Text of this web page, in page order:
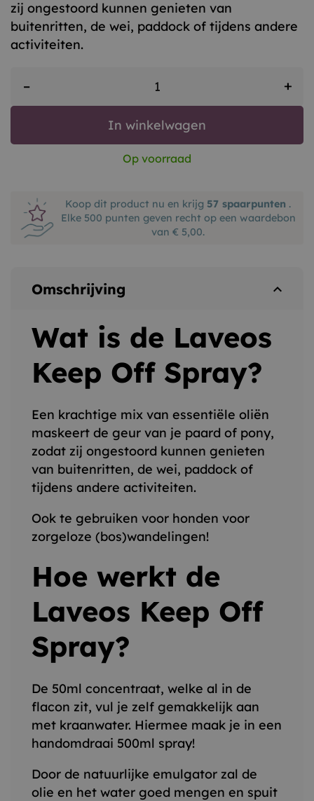
zij ongestoord kunnen genieten van
buitenritten, de wei, paddock of tijdens andere
activiteiten.
– +
In winkelwagen
Op voorraad
Koop dit product nu en krijg 57 spaarpunten .
Elke 500 punten geven recht op een waardebon
van € 5,00.
expand_less
Omschrijving
Wat is de Laveos
Keep Off Spray?
Een krachtige mix van essentiële oliën
maskeert de geur van je paard of pony,
zodat zij ongestoord kunnen genieten
van buitenritten, de wei, paddock of
tijdens andere activiteiten.
Ook te gebruiken voor honden voor
zorgeloze (bos)wandelingen!
Hoe werkt de
Laveos Keep Off
Spray?
De 50ml concentraat, welke al in de
flacon zit, vul je zelf gemakkelijk aan
met kraanwater. Hiermee maak je in een
handomdraai 500ml spray!
Door de natuurlijke emulgator zal de
olie en het water goed mengen en spuit